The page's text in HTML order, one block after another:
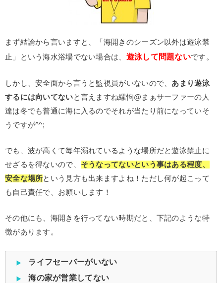
まず結論から言いますと、「海開きのシーズン以外は遊泳禁
止」という海水浴場でない場合は、 遊泳して問題ないです。
しかし、安全面から言うと監視員がいないので、 あまり遊泳
するには向いてないと言えますね縲怐@まぁサーファーの人
達は冬でも普通に海に入るのでそれが当たり前になっていそ
うですが^^;
でも、波が高くて毎年溺れているような場所だと遊泳禁止に
せざるを得ないので、 そうなってないという事はある程度、
安全な場所という見方も出来ますよね！ただし何が起こって
も自己責任で、お願いします！
その他にも、海開きを行ってない時期だと、下記のような特
徴があります。
ライフセーバーがいない
海の家が営業してない